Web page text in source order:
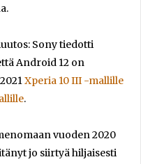
Sony tiedotti
Android 12 on
Xperia 10 III -mallille
.
vuoden 2020
jo siirtyä hiljaisesti